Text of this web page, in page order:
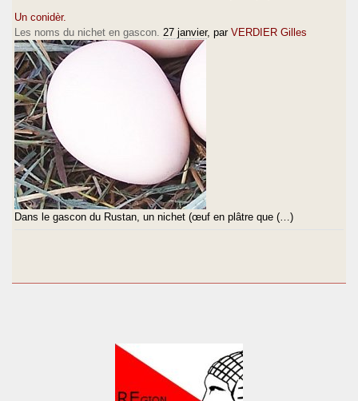
Un conidèr.
Les noms du nichet en gascon. 27 janvier, par VERDIER Gilles
Dans le gascon du Rustan, un nichet (œuf en plâtre que (…)